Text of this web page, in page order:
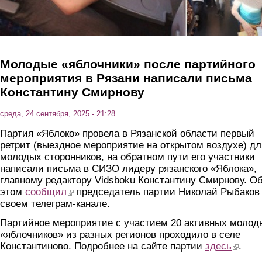
Молодые «яблочники» после партийного
мероприятия в Рязани написали письма
Константину Смирнову
среда, 24 сентября, 2025 - 21:28
Партия «Яблоко» провела в Рязанской области первый
ретрит (выездное мероприятие на открытом воздухе)
молодых сторонников, на обратном пути его участники
написали письма в СИЗО лидеру рязанского «Яблока»,
главному редактору Vidsboku Константину Смирнову.
этом сообщил (link is external)
председатель партии Николай Рыбаков
своем телеграм-канале.
Партийное мероприятие с участием 20 активных
«яблочников» из разных регионов проходило в селе
Константиново. Подробнее на сайте партии здесь (link is
.